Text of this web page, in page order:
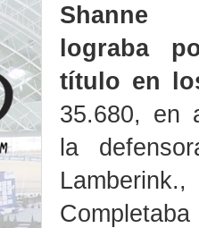
Shanne
lograba
título en
35.680, en
la